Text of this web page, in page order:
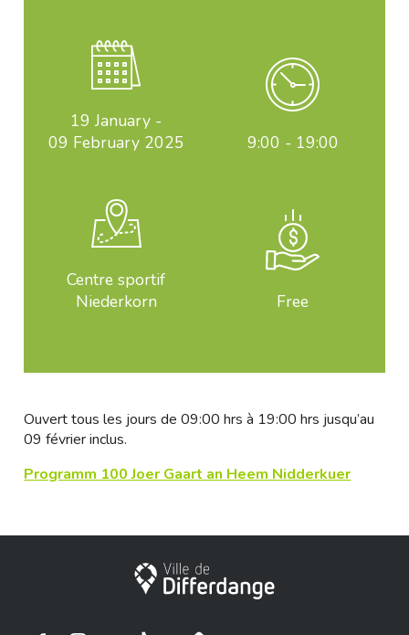
19 January -
09 February 2025
9:00 - 19:00
Centre sportif
Niederkorn
Free
Ouvert tous les jours de 09:00 hrs à 19:00 hrs jusqu’au
09 février inclus.
Programm 100 Joer Gaart an Heem Nidderkuer
City of Differdange